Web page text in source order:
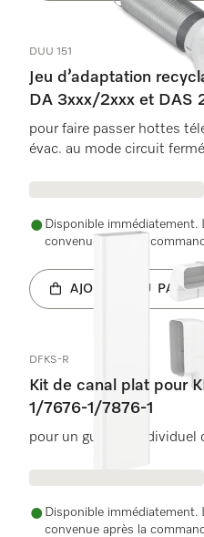
DUU 151
Jeu d’adaptation
DA 3xxx/2xxx et DAS
pour faire passer hottes
évac. au mode circuit
Disponible immédiatement.
convenue après la
AJOUTER AU
DFKS-R
Kit de canal plat pour
1/7676-1/7876-1
pour un guidage individuel
Disponible immédiatement.
convenue après la